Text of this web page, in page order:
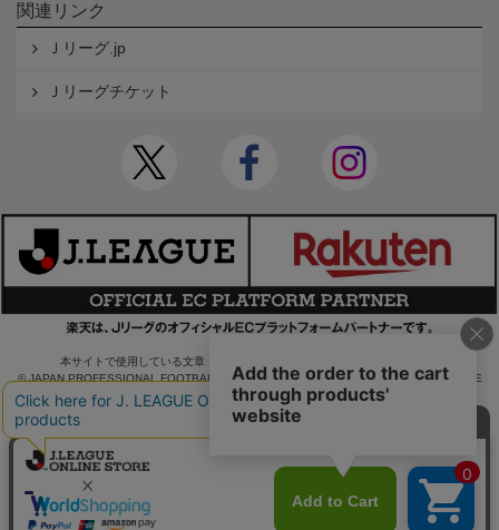
関連リンク
Ｊリーグ.jp
Ｊリーグチケット
本サイトで使用している文章・画像等の無断での複製・転載を禁止します。
© JAPAN PROFESSIONAL FOOTBALL LEAGUE Rakuten Group, Inc. ALL RIGHTS RE
SERVED.